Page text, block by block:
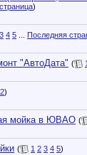
)
3 4 5 Последняя
"АвтоДата" ( 1
2)
мойка в ЮВАО (
( 1 2 3 4 5)